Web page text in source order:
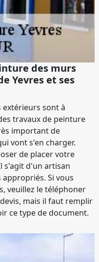
des murs
Yevres et ses
extérieurs sont à
travaux de peinture
important de
vont s'en charger.
de placer votre
s'agit d'un artisan
Si vous
veuillez le téléphoner
mais il faut remplir
ce type de document.